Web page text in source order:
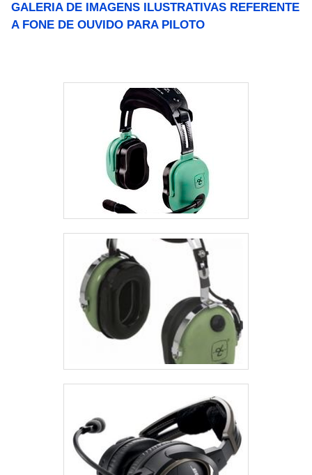
GALERIA DE IMAGENS ILUSTRATIVAS REFERENTE
A FONE DE OUVIDO PARA PILOTO